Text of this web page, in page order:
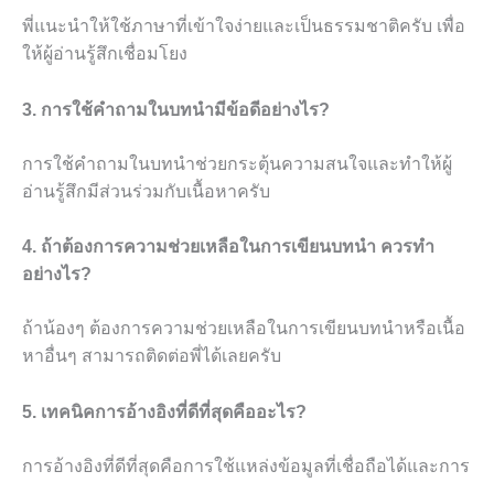
พี่แนะนำให้ใช้ภาษาที่เข้าใจง่ายและเป็นธรรมชาติครับ เพื่อ
ให้ผู้อ่านรู้สึกเชื่อมโยง
3. การใช้คำถามในบทนำมีข้อดีอย่างไร?
การใช้คำถามในบทนำช่วยกระตุ้นความสนใจและทำให้ผู้
อ่านรู้สึกมีส่วนร่วมกับเนื้อหาครับ
4. ถ้าต้องการความช่วยเหลือในการเขียนบทนำ ควรทำ
อย่างไร?
ถ้าน้องๆ ต้องการความช่วยเหลือในการเขียนบทนำหรือเนื้อ
หาอื่นๆ สามารถติดต่อพี่ได้เลยครับ
5. เทคนิคการอ้างอิงที่ดีที่สุดคืออะไร?
การอ้างอิงที่ดีที่สุดคือการใช้แหล่งข้อมูลที่เชื่อถือได้และการ